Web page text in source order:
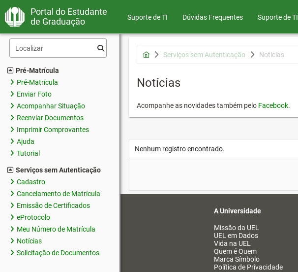
Portal do Estudante
de Graduação
Suporte de TI Dúvidas Frequentes Suporte de TI
Pré-Matrícula
Pré-Matrícula
Enviar Foto
Acompanhar Situação
Reenviar Documentos
Imprimir Comprovantes
Ajuda
Tutorial
Serviços sem Autenticação
Cadastro
Cancelamento de Matrícula
Emissão de Certificados
eProtocolo
Meu Número de Matrícula
Notícias
Solicitação de Documentos
Serviços sem Autenticação Notícias
Notícias
Acompanhe as novidades também pelo Facebook.
Nenhum registro encontrado.
A Universidade
Missão da UEL
UEL em Dados
Vida na UEL
Quem é Quem
Marca Símbolo
Política de Privacidade